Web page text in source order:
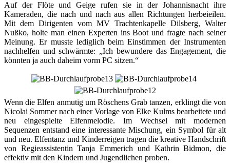
Auf der Flöte und Geige rufen sie in der Johannisnacht ihre
Kameraden, die nach und nach aus allen Richtungen herbeieilen.
Mit dem Dirigenten vom MV Trachtenkapelle Dilsberg, Walter
Nußko, holte man einen Experten ins Boot und fragte nach seiner
Meinung. Er musste lediglich beim Einstimmen der Instrumenten
nachhelfen und schwärmte: „Ich bewundere das Engagement, die
könnten ja auch daheim vorm PC sitzen.“
Wenn die Elfen anmutig um Röschens Grab tanzen, erklingt die von
Nicolai Sommer nach einer Vorlage von Elke Kulms bearbeitete und
neu eingespielte Elfenmelodie. Im Wechsel mit modernen
Sequenzen entstand eine interessante Mischung, ein Symbol für alt
und neu. Elfentanz und Kinderreigen tragen die kreative Handschrift
von Regieassistentin Tanja Emmerich und Kathrin Bidmon, die
effektiv mit den Kindern und Jugendlichen proben.